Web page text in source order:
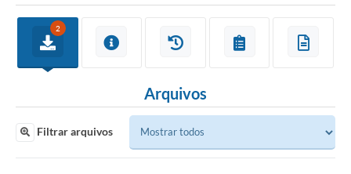
2
Arquivos
Filtrar arquivos